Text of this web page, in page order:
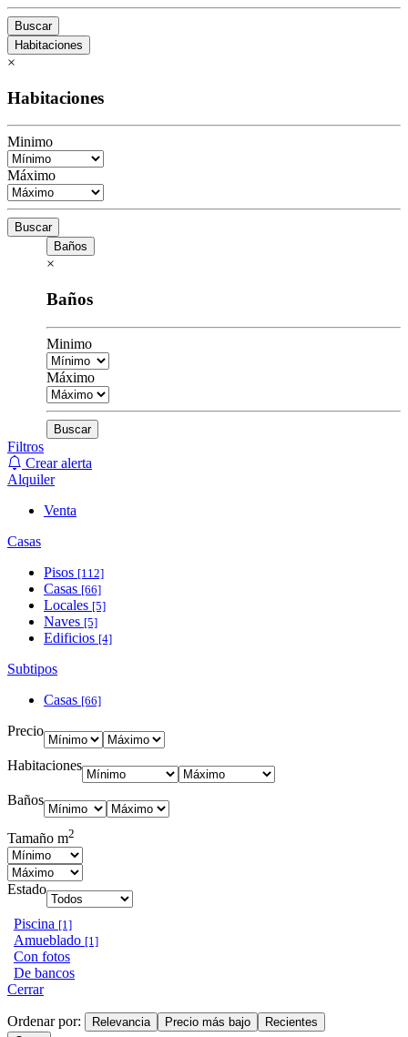
Buscar
Habitaciones
×
Habitaciones
Minimo
Máximo
Buscar
Baños
×
Baños
Minimo
Máximo
Buscar
Filtros
Crear alerta
Alquiler
Venta
Casas
Pisos [112]
Casas [66]
Locales [5]
Naves [5]
Edificios [4]
Subtipos
Casas [66]
Precio
Habitaciones
Baños
Tamaño m2
Estado
Piscina [1]
Amueblado [1]
Con fotos
De bancos
Cerrar
Ordenar por: Relevancia Precio más bajo
Recientes